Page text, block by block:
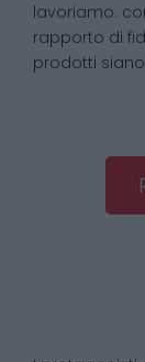
lavoriamo:
rapporto di
prodotti